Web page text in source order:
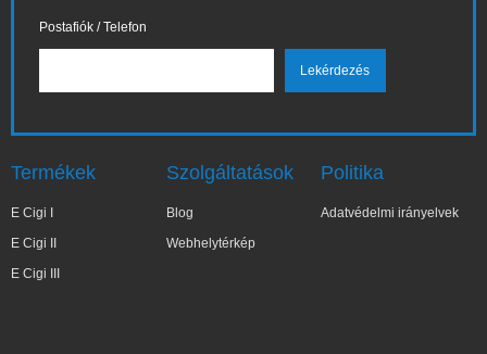
Postafiók / Telefon
Termékek
E Cigi I
E Cigi II
E Cigi III
Szolgáltatások
Blog
Webhelytérkép
Politika
Adatvédelmi irányelvek